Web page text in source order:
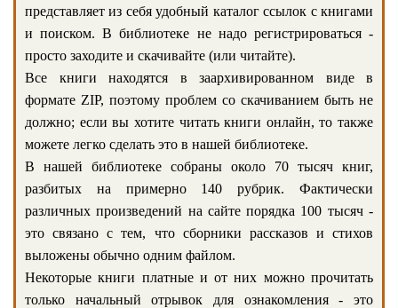
представляет из себя удобный каталог ссылок с книгами
и поиском. В библиотеке не надо регистрироваться -
просто заходите и скачивайте (или читайте).
Все книги находятся в заархивированном виде в
формате ZIP, поэтому проблем со скачиванием быть не
должно; если вы хотите читать книги онлайн, то также
можете легко сделать это в нашей библиотеке.
В нашей библиотеке собраны около 70 тысяч книг,
разбитых на примерно 140 рубрик. Фактически
различных произведений на сайте порядка 100 тысяч -
это связано с тем, что сборники рассказов и стихов
выложены обычно одним файлом.
Некоторые книги платные и от них можно прочитать
только начальный отрывок для ознакомления - это